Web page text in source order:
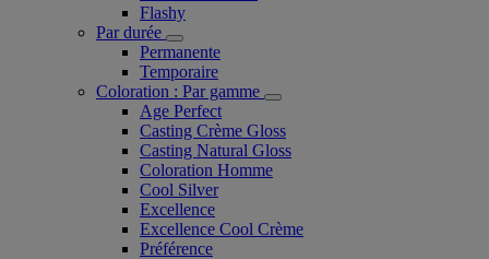
Flashy
Par durée
Permanente
Temporaire
Coloration : Par gamme
Age Perfect
Casting Crème Gloss
Casting Natural Gloss
Coloration Homme
Cool Silver
Excellence
Excellence Cool Crème
Préférence